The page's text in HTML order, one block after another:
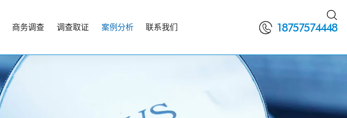
商务调查 调查取证 案例分析 联系我们  18757574448